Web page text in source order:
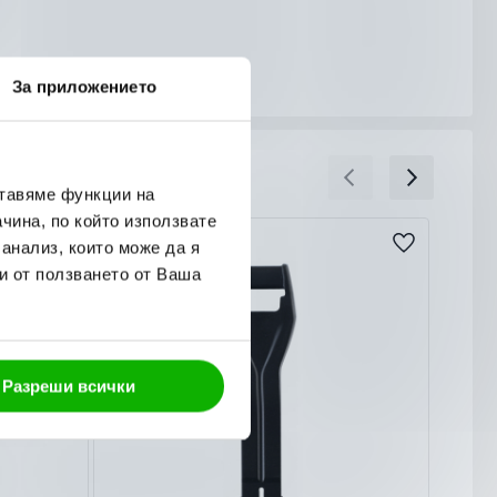
За приложението
функции на
по който използвате
които може да я
от ползването от Ваша
Разреши всички